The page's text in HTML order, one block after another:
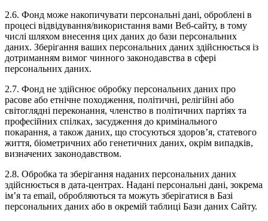
2.6. Фонд може накопичувати персональні дані, оброблені в
процесі відвідування/використання вами Веб-сайту, в тому
числі шляхом внесення цих даних до бази персональних
даних. Зберігання ваших персональних даних здійснюється із
дотриманням вимог чинного законодавства в сфері
персональних даних.
2.7. Фонд не здійснює обробку персональних даних про
расове або етнічне походження, політичні, релігійні або
світоглядні переконання, членство в політичних партіях та
професійних спілках, засудження до кримінального
покарання, а також даних, що стосуються здоров’я, статевого
життя, біометричних або генетичних даних, окрім випадків,
визначених законодавством.
2.8. Обробка та зберігання наданих персональних даних
здійснюється в дата-центрах. Надані персональні дані, зокрема
ім’я та email, обробляються та можуть зберігатися в Базі
персональних даних або в окремій таблиці Бази даних Сайту.